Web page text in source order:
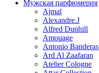
Мужская парфюмерия
Ajmal
Alexandre.J
Alfred Dunhill
Amouage
Antonio Banderas
Ard Al Zaafaran
Atelier Cologne